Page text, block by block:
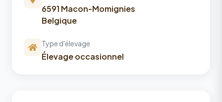
6591 Macon-Momignies
Belgique
Type d'élevage
Élevage occasionnel